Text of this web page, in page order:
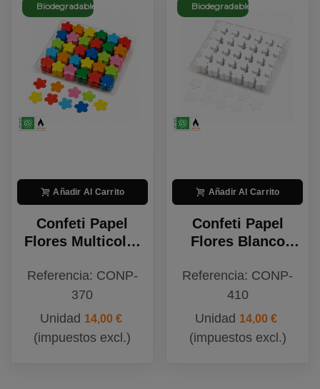
Biodegradable
Añadir Al Carrito
Confeti Papel
Flores Multicolor
Referencia: CONP-
370
Unidad 14,00 €
(impuestos excl.)
Biodegradable
Añadir Al Carrito
Confeti Papel
Flores Blanco
Referencia: CONP-
410
Unidad 14,00 €
(impuestos excl.)